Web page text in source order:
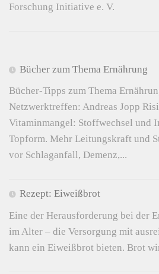
Forschung Initiative e. V.
Bücher zum Thema Ernährung
Bücher-Tipps zum Thema
Netzwerktreffen: Andreas Jopp
Vitaminmangel: Stoffwechsel und
Topform. Mehr Leitungskraft und
vor Schlaganfall, Demenz,...
Rezept: Eiweißbrot
Eine der Herausforderung bei der
im Alter – die Versorgung mit
kann ein Eiweißbrot bieten. Brot